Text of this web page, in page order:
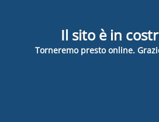
Il sito è in
Torneremo presto online.